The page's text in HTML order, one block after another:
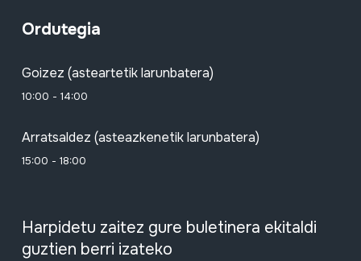
Ordutegia
Goizez (asteartetik larunbatera)
10:00 - 14:00
Arratsaldez (asteazkenetik larunbatera)
15:00 - 18:00
Harpidetu zaitez gure buletinera ekitaldi
guztien berri izateko